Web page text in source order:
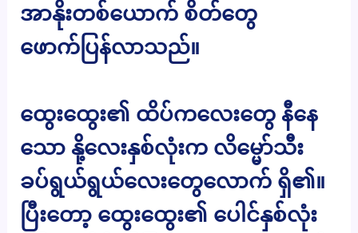
အာနိုးတစ်ယောက် စိတ်တွေ
ဖောက်ပြန်လာသည်။
ထွေးထွေး၏ ထိပ်ကလေးတွေ နီနေ
သော နို့လေးနှစ်လုံးက လိမ္မော်သီး
ခပ်ရွယ်ရွယ်လေးတွေလောက် ရှိ၏။
ပြီးတော့ ထွေးထွေး၏ ပေါင်နှစ်လုံး